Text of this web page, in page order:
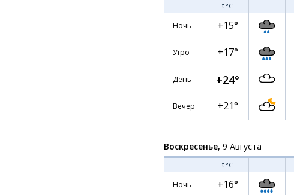
t°C
Ночь
+15°
Утро +17°
День +24°
Вечер +21°
Воскресенье, 9 Августа
t°C
Ночь
+16°